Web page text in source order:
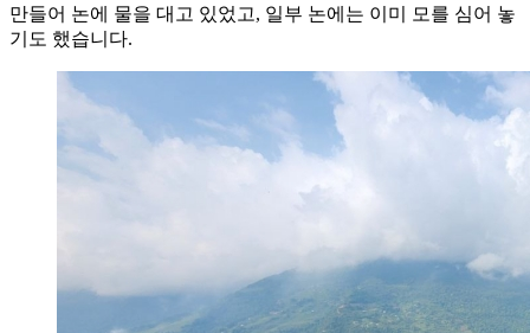
만들어 논에 물을 대고 있었고, 일부 논에는 이미 모를 심어 놓
기도 했습니다.